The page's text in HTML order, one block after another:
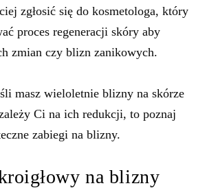
zgłosić się do kosmetologa, który
proces regeneracji skóry aby
zmian czy blizn zanikowych.
masz wieloletnie blizny na skórze
Ci na ich redukcji, to poznaj
zabiegi na blizny.
na blizny